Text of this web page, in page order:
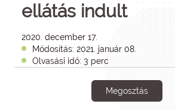
ellátás indult
2020. december 17.
Módosítás: 2021. január 08.
Olvasási idő: 3 perc
Megosztás